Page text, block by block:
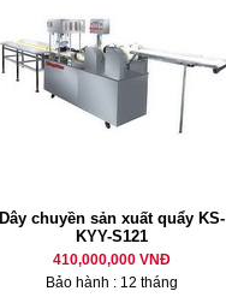
Dây chuyền sản xuất quẩy KS-
KYY-S121
410,000,000 VNĐ
Bảo hành : 12 tháng